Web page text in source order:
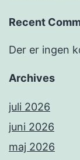
Recent
Der er ingen
Archives
juli 2026
juni 2026
maj 2026